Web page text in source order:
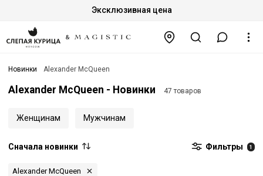
Эксклюзивная цена
Новинки Alexander McQueen
Alexander McQueen - Новинки 47 товаров
Женщинам Мужчинам
Сначала новинки Фильтры 1
Alexander McQueen